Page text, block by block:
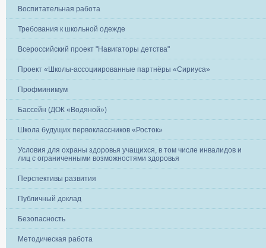
Воспитательная работа
Требования к школьной одежде
Всероссийский проект "Навигаторы детства"
Проект «Школы-ассоциированные партнёры «Сириуса»
Профминимум
Бассейн (ДОК «Водяной»)
Школа будущих первоклассников «Росток»
Условия для охраны здоровья учащихся, в том числе инвалидов и
лиц с ограниченными возможностями здоровья
Перспективы развития
Публичный доклад
Безопасность
Методическая работа